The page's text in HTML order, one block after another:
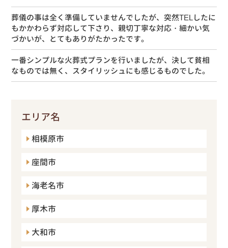
葬儀の事は全く準備していませんでしたが、突然TELしたに
もかかわらず対応して下さり、親切丁寧な対応・細かい気
づかいが、とてもありがたかったです。
一番シンプルな火葬式プランを行いましたが、決して貧相
なものでは無く、スタイリッシュにも感じるものでした。
エリア名
相模原市
座間市
海老名市
厚木市
大和市